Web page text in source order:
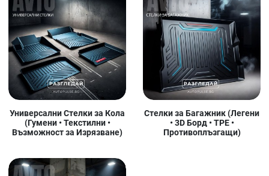
Универсални Стелки за Кола
(Гумени • Текстилни •
Възможност за Изрязване)
Стелки за Багажник (Легени
• 3D Борд • TPE •
Противоплъзгащи)